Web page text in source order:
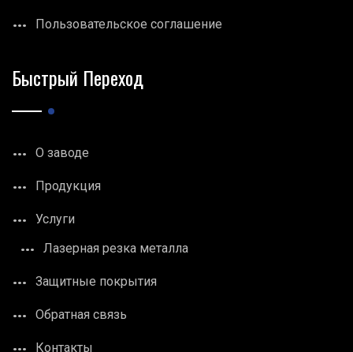
Пользовательское соглашение
Быстрый Переход
О заводе
Продукция
Услуги
Лазерная резка металла
Защитные покрытия
Обратная связь
Контакты